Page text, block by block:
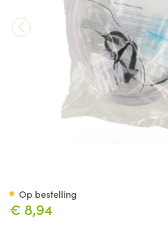
€ 8,94
Op bestelling